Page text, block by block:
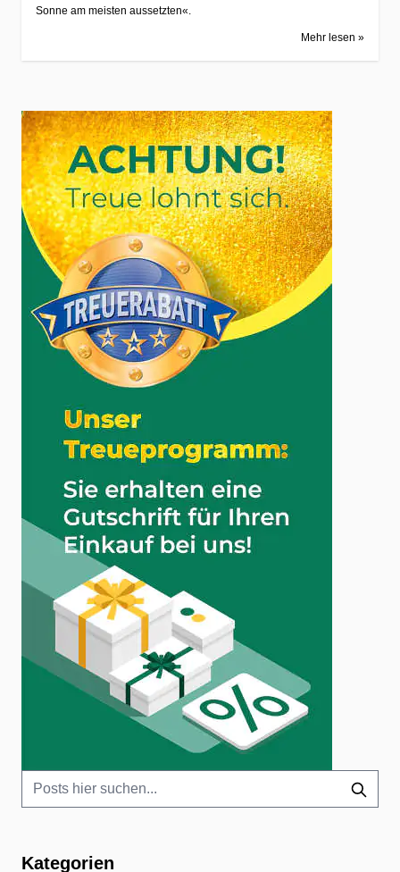
Sonne am meisten aussetzten«.
Mehr lesen »
Kategorien